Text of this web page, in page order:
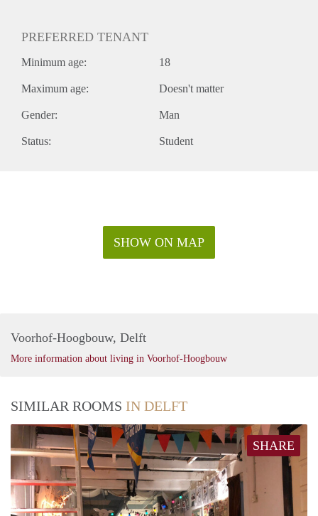
PREFERRED TENANT
Minimum age: 18
Maximum age: Doesn't matter
Gender: Man
Status: Student
SHOW ON MAP
Voorhof-Hoogbouw, Delft
More information about living in Voorhof-Hoogbouw
SIMILAR ROOMS IN DELFT
SHARE